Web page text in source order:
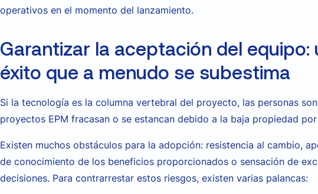
operativos en el momento del lanzamiento.
Garantizar la aceptación del equipo:
éxito que a menudo se subestima
Si la tecnología es la columna vertebral del proyecto, las personas
proyectos EPM fracasan o se estancan debido a la baja propiedad
Existen muchos obstáculos para la adopción: resistencia al cambio,
de conocimiento de los beneficios proporcionados o sensación de
decisiones. Para contrarrestar estos riesgos, existen varias palancas: